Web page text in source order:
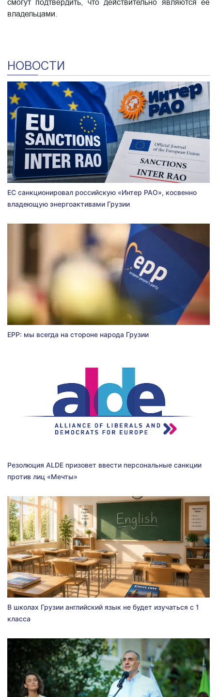
смогут подтвердить, что действительно являются ее
владельцами.
НОВОСТИ
ЕС санкционировал российскую «Интер РАО», косвенно
владеющую энергоактивами Грузии
EPP: мы всегда на стороне народа Грузии
Резолюция ALDE призовет ввести персональные санкции
против лиц «Мечты»
В школах Грузии английский язык не будет изучаться с 1
класса